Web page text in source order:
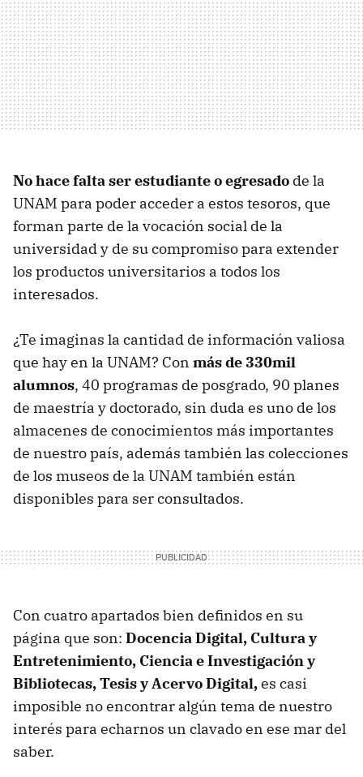
No hace falta ser estudiante o egresado de la
UNAM para poder acceder a estos tesoros, que
forman parte de la vocación social de la
universidad y de su compromiso para extender
los productos universitarios a todos los
interesados.
¿Te imaginas la cantidad de información valiosa
que hay en la UNAM? Con más de 330mil
alumnos, 40 programas de posgrado, 90 planes
de maestría y doctorado, sin duda es uno de los
almacenes de conocimientos más importantes
de nuestro país, además también las colecciones
de los museos de la UNAM también están
disponibles para ser consultados.
Con cuatro apartados bien definidos en su
página que son: Docencia Digital, Cultura y
Entretenimiento, Ciencia e Investigación y
Bibliotecas, Tesis y Acervo Digital,es casi
imposible no encontrar algún tema de nuestro
interés para echarnos un clavado en ese mar del
saber.